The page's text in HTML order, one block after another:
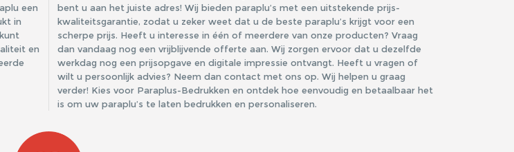
een
in
en
bent u aan het juiste adres! Wij bieden paraplu’s met een uitstekende prijs-
kwaliteitsgarantie, zodat u zeker weet dat u de beste paraplu’s krijgt voor een
scherpe prijs. Heeft u interesse in één of meerdere van onze producten? Vraag
dan vandaag nog een vrijblijvende offerte aan. Wij zorgen ervoor dat u dezelfde
werkdag nog een prijsopgave en digitale impressie ontvangt. Heeft u vragen of
wilt u persoonlijk advies? Neem dan contact met ons op. Wij helpen u graag
verder! Kies voor Paraplus-Bedrukken en ontdek hoe eenvoudig en betaalbaar het
is om uw paraplu’s te laten bedrukken en personaliseren.